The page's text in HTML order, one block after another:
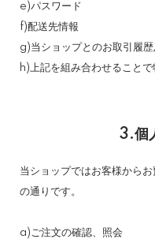
e)パスワード
f)配送先情報
g)当ショップとのお取引履
h)上記を組み合わせること
3.個
当ショップではお客様から
の通りです。
a)ご注文の確認、照会